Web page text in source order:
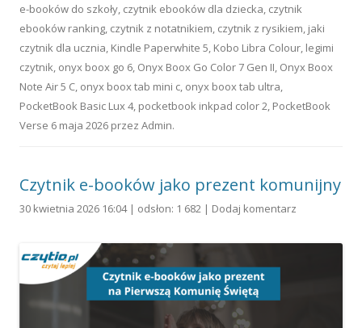
e-booków do szkoły, czytnik ebooków dla dziecka, czytnik
ebooków ranking, czytnik z notatnikiem, czytnik z rysikiem, jaki
czytnik dla ucznia, Kindle Paperwhite 5, Kobo Libra Colour, legimi
czytnik, onyx boox go 6, Onyx Boox Go Color 7 Gen II, Onyx Boox
Note Air 5 C, onyx boox tab mini c, onyx boox tab ultra,
PocketBook Basic Lux 4, pocketbook inkpad color 2, PocketBook
Verse 6 maja 2026 przez Admin.
Czytnik e-booków jako prezent komunijny
30 kwietnia 2026 16:04 | odsłon: 1 682 | Dodaj komentarz